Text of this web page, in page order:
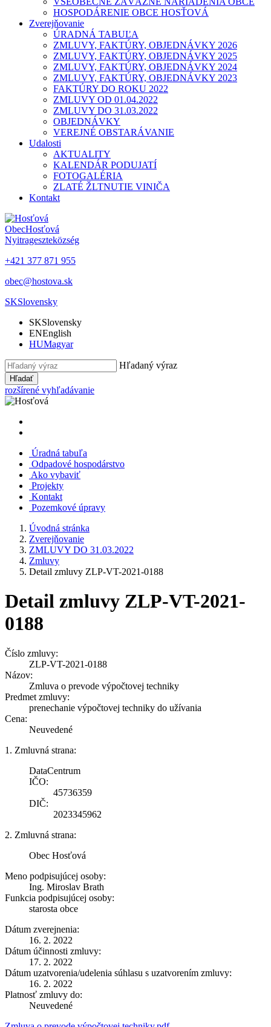
HOSPODÁRENIE OBCE HOSŤOVÁ
Zverejňovanie
ÚRADNÁ TABUĽA
ZMLUVY, FAKTÚRY, OBJEDNÁVKY 2026
ZMLUVY, FAKTÚRY, OBJEDNÁVKY 2025
ZMLUVY, FAKTÚRY, OBJEDNÁVKY 2024
ZMLUVY, FAKTÚRY, OBJEDNÁVKY 2023
FAKTÚRY DO ROKU 2022
ZMLUVY OD 01.04.2022
ZMLUVY DO 31.03.2022
OBJEDNÁVKY
VEREJNÉ OBSTARÁVANIE
Udalosti
AKTUALITY
KALENDÁR PODUJATÍ
FOTOGALÉRIA
ZLATÉ ŽLTNUTIE VINIČA
Kontakt
ObecHosťová
Nyitrageszteközség
+421 377 871 955
obec@hostova.sk
SKSlovensky
SKSlovensky
ENEnglish
HUMagyar
Hľadaný výraz
Hľadať
rozšírené vyhľadávanie
Úradná tabuľa
Odpadové hospodárstvo
Ako vybaviť
Projekty
Kontakt
Pozemkové úpravy
Úvodná stránka
Zverejňovanie
ZMLUVY DO 31.03.2022
Zmluvy
Detail zmluvy ZLP-VT-2021-0188
Detail zmluvy ZLP-VT-2021-
0188
Číslo zmluvy:
ZLP-VT-2021-0188
Názov:
Zmluva o prevode výpočtovej techniky
Predmet zmluvy:
prenechanie výpočtovej techniky do užívania
Cena:
Neuvedené
1. Zmluvná strana:
DataCentrum
IČO:
45736359
DIČ:
2023345962
2. Zmluvná strana:
Obec Hosťová
Meno podpisujúcej osoby:
Ing. Miroslav Brath
Funkcia podpisujúcej osoby:
starosta obce
Dátum zverejnenia:
16. 2. 2022
Dátum účinnosti zmluvy:
17. 2. 2022
Dátum uzatvorenia/udelenia súhlasu s uzatvorením zmluvy:
16. 2. 2022
Platnosť zmluvy do:
Neuvedené